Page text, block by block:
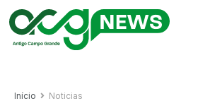
Início Noticias